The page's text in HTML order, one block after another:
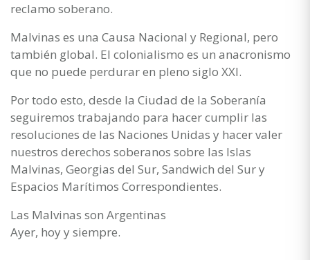
reclamo soberano.
Malvinas es una Causa Nacional y Regional, pero
también global. El colonialismo es un anacronismo
que no puede perdurar en pleno siglo XXI.
Por todo esto, desde la Ciudad de la Soberanía
seguiremos trabajando para hacer cumplir las
resoluciones de las Naciones Unidas y hacer valer
nuestros derechos soberanos sobre las Islas
Malvinas, Georgias del Sur, Sandwich del Sur y
Espacios Marítimos Correspondientes.
Las Malvinas son Argentinas
Ayer, hoy y siempre.